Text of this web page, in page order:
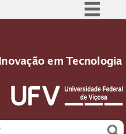
Participe
Acesso à informação
Legislação
Canais
em Tecnologia